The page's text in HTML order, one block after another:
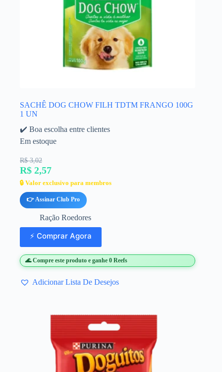
SACHÊ DOG CHOW FILH TDTM FRANGO 100G
1 UN
✔️ Boa escolha entre clientes
Em estoque
R$ 3,02
R$ 2,57
🔒 Valor exclusivo para membros
👉 Assinar Club Pro
Ração Roedores
⚡ Comprar Agora
🌊 Compre este produto e ganhe 0 Reefs
Adicionar Lista De Desejos